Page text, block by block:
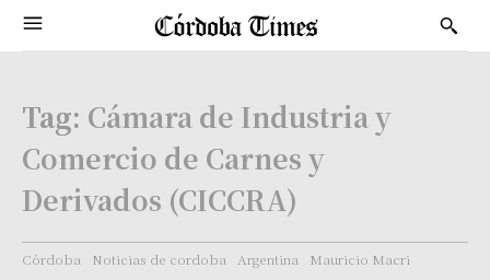
Tag: Cámara de Industria y
Comercio de Carnes y
Derivados (CICCRA)
Córdoba Noticias de cordoba Argentina
Mauricio Macri